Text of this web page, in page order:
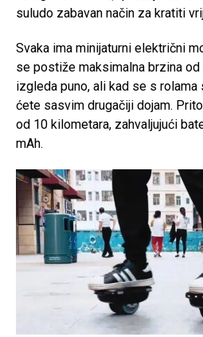
suludo zabavan način za kratiti
Svaka ima minijaturni električni
se postiže maksimalna brzina
izgleda puno, ali kad se s
ćete sasvim drugačiji dojam.
od 10 kilometara, zahvaljujući
mAh.